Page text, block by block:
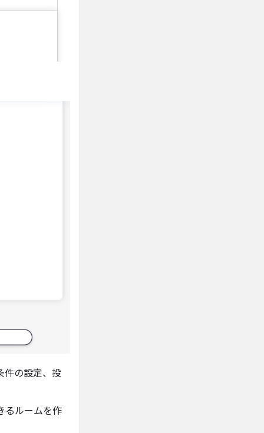
件の設定、投
るルームを作